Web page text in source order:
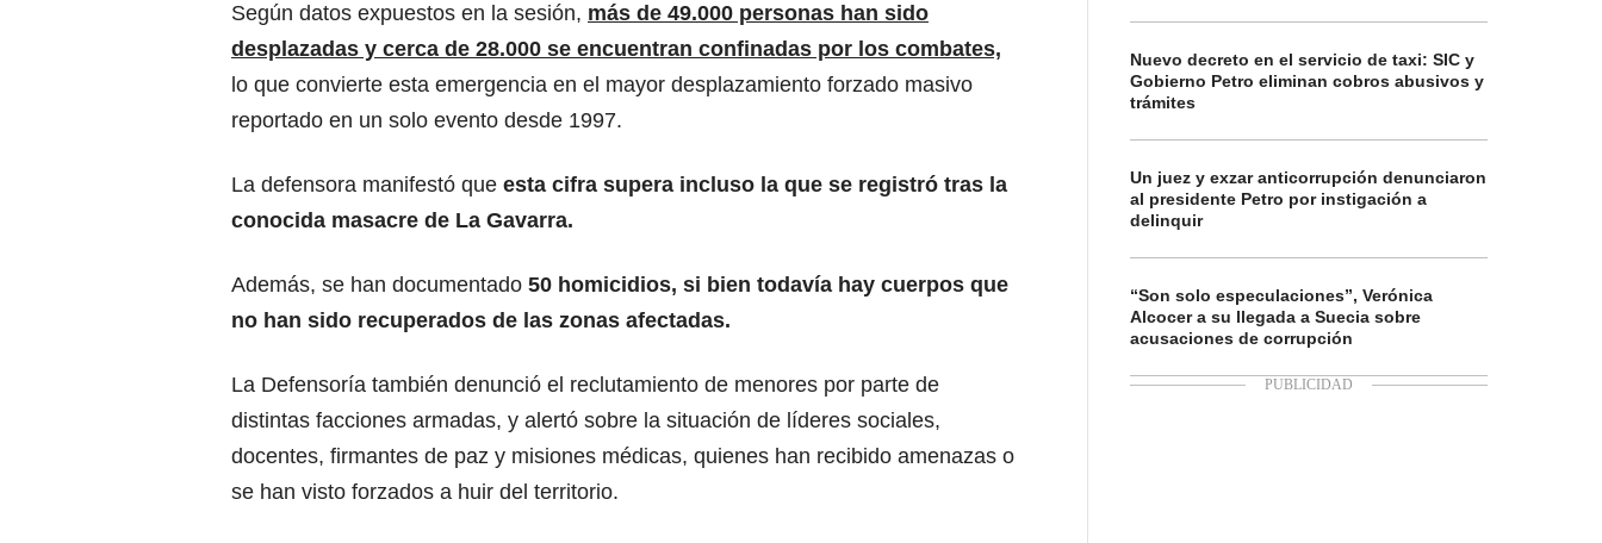
Según datos expuestos en la sesión, más de 49.000 personas han sido
desplazadas y cerca de 28.000 se encuentran confinadas por los combates,
lo que convierte esta emergencia en el mayor desplazamiento forzado masivo
reportado en un solo evento desde 1997.
La defensora manifestó que esta cifra supera incluso la que se registró tras la
conocida masacre de La Gavarra.
Además, se han documentado 50 homicidios, si bien todavía hay cuerpos que
no han sido recuperados de las zonas afectadas.
La Defensoría también denunció el reclutamiento de menores por parte de
distintas facciones armadas, y alertó sobre la situación de líderes sociales,
docentes, firmantes de paz y misiones médicas, quienes han recibido amenazas o
se han visto forzados a huir del territorio.
Nuevo decreto en el servicio de taxi: SIC y
Gobierno Petro eliminan cobros abusivos y
trámites
Un juez y exzar anticorrupción denunciaron
al presidente Petro por instigación a
delinquir
“Son solo especulaciones”, Verónica
Alcocer a su llegada a Suecia sobre
acusaciones de corrupción